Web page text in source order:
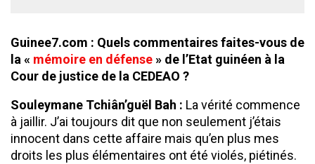
Guinee7.com : Quels commentaires faites-vous de
la « mémoire en défense » de l’Etat guinéen à la
Cour de justice de la CEDEAO ?
Souleymane Tchiân’guël Bah : La vérité commence
à jaillir. J’ai toujours dit que non seulement j’étais
innocent dans cette affaire mais qu’en plus mes
droits les plus élémentaires ont été violés, piétinés.